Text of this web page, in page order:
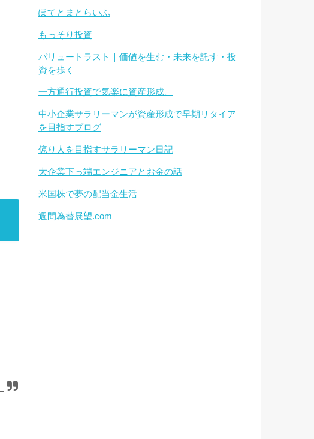
ぽてとまとらいふ
もっそり投資
バリュートラスト｜価値を生む・未来を託す・投
資を歩く
一方通行投資で気楽に資産形成。
中小企業サラリーマンが資産形成で早期リタイア
を目指すブログ
億り人を目指すサラリーマン日記
大企業下っ端エンジニアとお金の話
米国株で夢の配当金生活
週間為替展望.com